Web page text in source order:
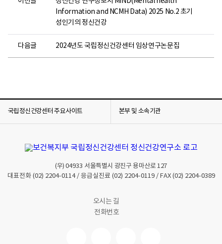
Information and NCMH Data) 2025 No.2 초기
성인기의 정신건강
다음글 2024년도 국립정신건강센터 임상연구논문집
국립정신건강센터 주요사이트 본부 및 소속기관
(우)04933 서울특별시 광진구 용마산로 127
대표전화 (02) 2204-0114/ 응급실진료 (02) 2204-0119/ FAX (02) 2204-0389
오시는 길
전화번호